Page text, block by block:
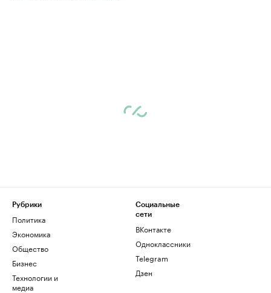
Рубрики
Политика
Экономика
Общество
Бизнес
Технологии и
медиа
Социальные
сети
ВКонтакте
Одноклассники
Telegram
Дзен